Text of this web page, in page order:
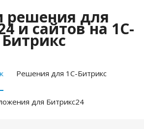
для
и сайтов на 1С-
Битрикс
Решения для 1С-Битрикс
для Битрикс24